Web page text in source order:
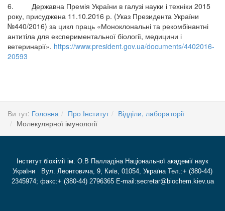
6. Державна Премія України в галузі науки і техніки 2015
року, присуджена 11.10.2016 р. (Указ Президента України
№440/2016) за цикл праць «Моноклональні та рекомбінантні
антитіла для експериментальної біології, медицини і
ветеринарії». https://www.president.gov.ua/documents/4402016-
20593
Ви тут: Головна Про Інститут
Відділи, лабораторії
Молекулярної імунології
Інститут біохімії ім. О.В Палладіна Національної академії наук
України Вул. Леонтовича, 9, Київ, 01054, Україна Тел.:+ (380-44)
2345974; факс:+ (380-44) 2796365 E-mail:secretar@biochem.kiev.ua